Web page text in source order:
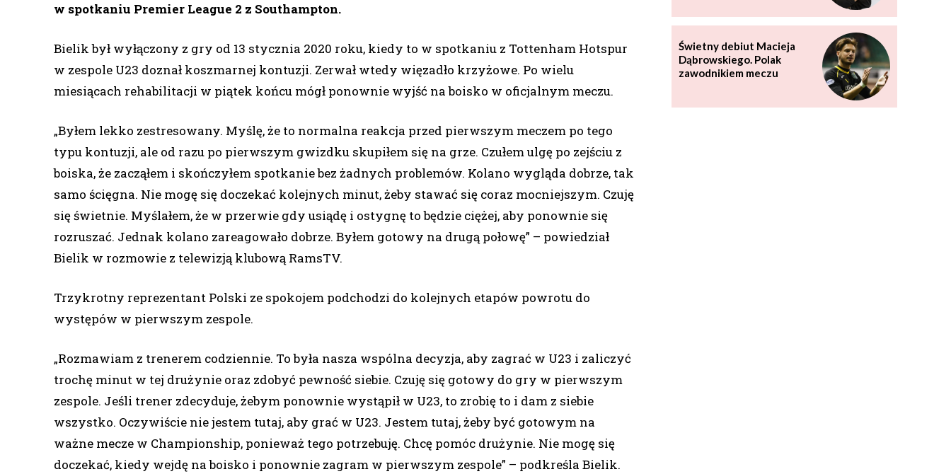
w spotkaniu Premier League 2 z Southampton.
Bielik był wyłączony z gry od 13 stycznia 2020 roku, kiedy to w spotkaniu z Tottenham Hotspur
w zespole U23 doznał koszmarnej kontuzji. Zerwał wtedy więzadło krzyżowe. Po wielu
miesiącach rehabilitacji w piątek końcu mógł ponownie wyjść na boisko w oficjalnym meczu.
„Byłem lekko zestresowany. Myślę, że to normalna reakcja przed pierwszym meczem po tego
typu kontuzji, ale od razu po pierwszym gwizdku skupiłem się na grze. Czułem ulgę po zejściu z
boiska, że zacząłem i skończyłem spotkanie bez żadnych problemów. Kolano wygląda dobrze, tak
samo ścięgna. Nie mogę się doczekać kolejnych minut, żeby stawać się coraz mocniejszym. Czuję
się świetnie. Myślałem, że w przerwie gdy usiądę i ostygnę to będzie ciężej, aby ponownie się
rozruszać. Jednak kolano zareagowało dobrze. Byłem gotowy na drugą połowę” – powiedział
Bielik w rozmowie z telewizją klubową RamsTV.
Trzykrotny reprezentant Polski ze spokojem podchodzi do kolejnych etapów powrotu do
występów w pierwszym zespole.
„Rozmawiam z trenerem codziennie. To była nasza wspólna decyzja, aby zagrać w U23 i zaliczyć
trochę minut w tej drużynie oraz zdobyć pewność siebie. Czuję się gotowy do gry w pierwszym
zespole. Jeśli trener zdecyduje, żebym ponownie wystąpił w U23, to zrobię to i dam z siebie
wszystko. Oczywiście nie jestem tutaj, aby grać w U23. Jestem tutaj, żeby być gotowym na
ważne mecze w Championship, ponieważ tego potrzebuję. Chcę pomóc drużynie. Nie mogę się
doczekać, kiedy wejdę na boisko i ponownie zagram w pierwszym zespole” – podkreśla Bielik.
Świetny debiut Macieja
Dąbrowskiego. Polak
zawodnikiem meczu